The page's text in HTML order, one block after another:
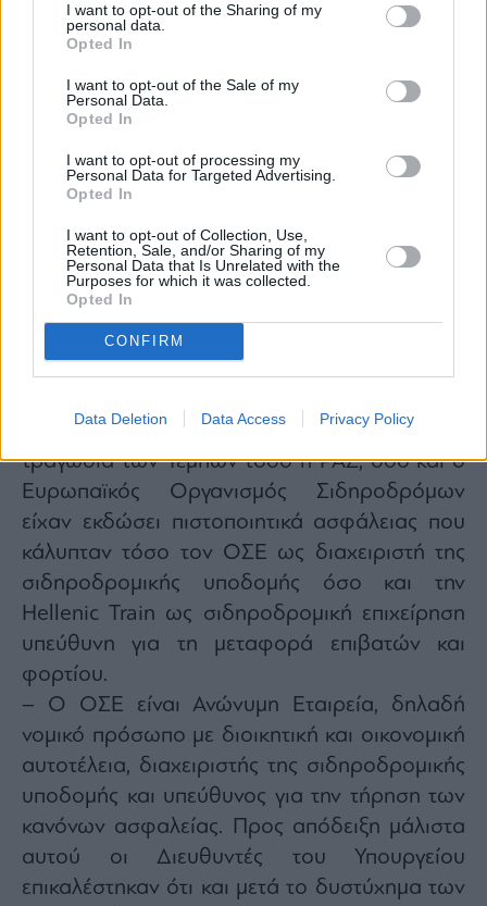
I want to opt-out of the Sharing of my
personal data.
Opted In
I want to opt-out of the Sale of my
Personal Data.
Opted In
I want to opt-out of processing my
Personal Data for Targeted Advertising.
Opted In
I want to opt-out of Collection, Use,
Retention, Sale, and/or Sharing of my
Personal Data that Is Unrelated with the
Purposes for which it was collected.
Opted In
CONFIRM
Data Deletion Data Access Privacy Policy
– Η εποπτεία του Υπουργείου Υποδομών και
Μεταφορών επί των εταιρειών ΟΣΕ ΑΕ και
ΕΡΓΟΣΕ ΑΕ είναι διοικητική και δεν αφορά σε
θέματα ασφαλείας, για τα οποία εκ του νόμου
Ανεξάρτητη Αρχή. Σημειωτέoν ότι πριν την
τραγωδία των Τεμπών τόσο η ΡΑΣ, όσο και ο
Ευρωπαϊκός Οργανισμός Σιδηροδρόμων
είχαν εκδώσει πιστοποιητικά ασφάλειας που
κάλυπταν τόσο τον ΟΣΕ ως διαχειριστή της
σιδηροδρομικής υποδομής όσο και την
Hellenic Train ως σιδηροδρομική επιχείρηση
υπεύθυνη για τη μεταφορά επιβατών και
φορτίου.
– Ο ΟΣΕ είναι Ανώνυμη Εταιρεία, δηλαδή
νομικό πρόσωπο με διοικητική και οικονομική
αυτοτέλεια, διαχειριστής της σιδηροδρομικής
υποδομής και υπεύθυνος για την τήρηση των
κανόνων ασφαλείας. Προς απόδειξη μάλιστα
αυτού οι Διευθυντές του Υπουργείου
επικαλέστηκαν ότι και μετά το δυστύχημα των